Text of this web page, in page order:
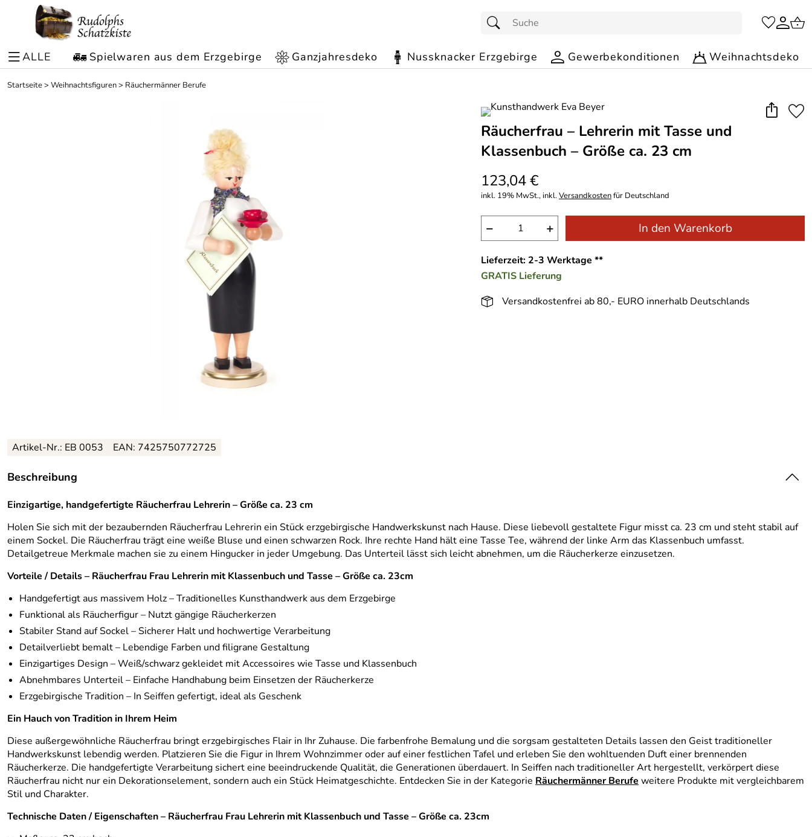
ALLE Spielwaren aus dem Erzgebirge Ganzjahresdeko Nussknacker Erzgebirge Gewerbekonditionen Weihnachtsdeko
Startseite> Weihnachtsfiguren> Räuchermänner Berufe
Räucherfrau – Lehrerin mit Tasse und
Klassenbuch – Größe ca. 23 cm
123,04 €
inkl. 19% MwSt., inkl.Versandkostenfür Deutschland
− + In den Warenkorb
Lieferzeit: 2-3 Werktage **
GRATIS Lieferung
Versandkostenfrei ab 80,- EURO innerhalb Deutschlands
Artikel-Nr.: EB 0053 EAN: 7425750772725
Beschreibung
Einzigartige, handgefertigte Räucherfrau Lehrerin – Größe ca. 23 cm
Holen Sie sich mit der bezaubernden Räucherfrau Lehrerin ein Stück erzgebirgische Handwerkskunst nach Hause. Diese liebevoll gestaltete Figur misst ca. 23 cm und steht stabil auf
einem Sockel. Die Räucherfrau trägt eine weiße Bluse und einen schwarzen Rock. Ihre rechte Hand hält eine Tasse Tee, während der linke Arm das Klassenbuch umfasst.
Detailgetreue Merkmale machen sie zu einem Hingucker in jeder Umgebung. Das Unterteil lässt sich leicht abnehmen, um die Räucherkerze einzusetzen.
Vorteile / Details – Räucherfrau Frau Lehrerin mit Klassenbuch und Tasse – Größe ca. 23cm
Handgefertigt aus massivem Holz – Traditionelles Kunsthandwerk aus dem Erzgebirge
Funktional als Räucherfigur – Nutzt gängige Räucherkerzen
Stabiler Stand auf Sockel – Sicherer Halt und hochwertige Verarbeitung
Detailverliebt bemalt – Lebendige Farben und filigrane Gestaltung
Einzigartiges Design – Weiß/schwarz gekleidet mit Accessoires wie Tasse und Klassenbuch
Abnehmbares Unterteil – Einfache Handhabung beim Einsetzen der Räucherkerze
Erzgebirgische Tradition – In Seiffen gefertigt, ideal als Geschenk
Ein Hauch von Tradition in Ihrem Heim
Diese außergewöhnliche Räucherfrau bringt erzgebirgisches Flair in Ihr Zuhause. Die farbenfrohe Bemalung und die sorgsam gestalteten Details lassen den Geist traditioneller
Handwerkskunst lebendig werden. Platzieren Sie die Figur in Ihrem Wohnzimmer oder auf einer festlichen Tafel und erleben Sie den wohltuenden Duft einer brennenden
Räucherkerze. Die handgefertigte Verarbeitung sichert eine beeindruckende Qualität, die Generationen überdauert. In Seiffen nach traditioneller Art hergestellt, verkörpert diese
Räucherfrau nicht nur ein Dekorationselement, sondern auch ein Stück Heimatgeschichte. Entdecken Sie in der Kategorie Räuchermänner Berufe weitere Produkte mit vergleichbarem
Stil und Charakter.
Technische Daten / Eigenschaften – Räucherfrau Frau Lehrerin mit Klassenbuch und Tasse – Größe ca. 23cm